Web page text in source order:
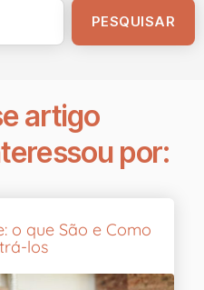
artigo
por:
o que São e Como
los